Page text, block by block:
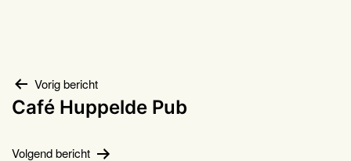
Bericht
navigatie
Vorig bericht
Café Huppelde Pub
Volgend bericht